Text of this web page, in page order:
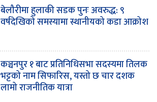
बेलौरीमा हुलाकी सडक पुनः अवरुद्ध: ९
वर्षदेखिको समस्यामा स्थानीयको कडा आक्रोश
कञ्चनपुर १ बाट प्रतिनिधिसभा सदस्यमा तिलक
भट्टको नाम सिफारिस, यस्तो छ चार दशक
लामो राजनीतिक यात्रा